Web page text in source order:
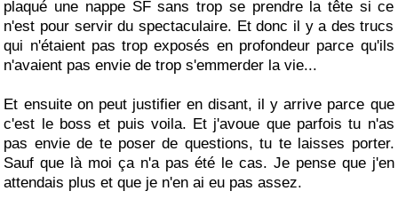
plaqué une nappe SF sans trop se prendre la tête si ce
n'est pour servir du spectaculaire. Et donc il y a des trucs
qui n'étaient pas trop exposés en profondeur parce qu'ils
n'avaient pas envie de trop s'emmerder la vie...
Et ensuite on peut justifier en disant, il y arrive parce que
c'est le boss et puis voila. Et j'avoue que parfois tu n'as
pas envie de te poser de questions, tu te laisses porter.
Sauf que là moi ça n'a pas été le cas. Je pense que j'en
attendais plus et que je n'en ai eu pas assez.